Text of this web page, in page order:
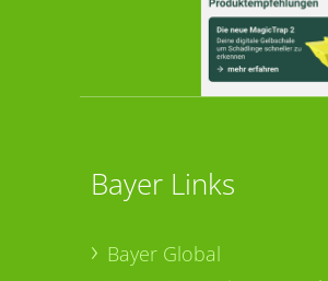
Bayer Links
Bayer Global